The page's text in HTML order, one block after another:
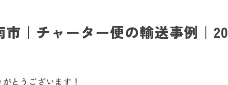
｜チャーター便の輸送事例｜
とうございます！